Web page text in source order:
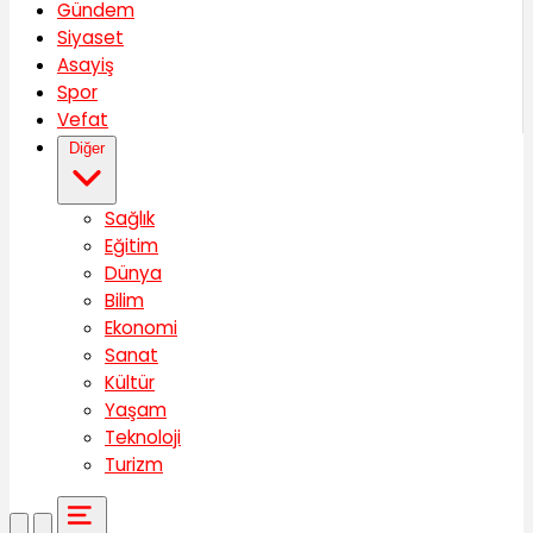
Gündem
Siyaset
Asayiş
Spor
Vefat
Diğer
Sağlık
Eğitim
Dünya
Bilim
Ekonomi
Sanat
Kültür
Yaşam
Teknoloji
Turizm